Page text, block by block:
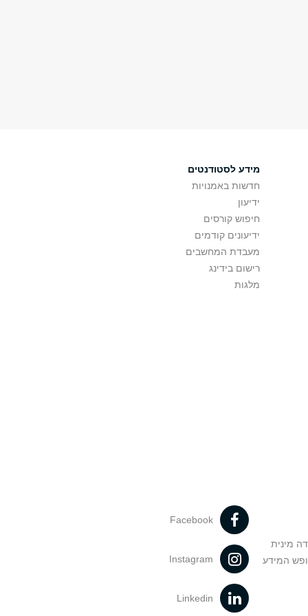
מידע לסטודנטים
חדשות באמנויות
ידיעון
חיפוש קורסים
ידיעונים קודמים
מעבדת המחשבים
רישום בידינג
מלגות
מינית
המידע
Facebook
Instagram
Linkedin